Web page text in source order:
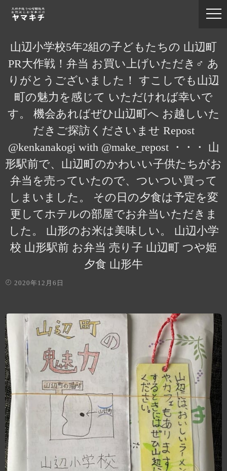
山辺小学校5年2組の子どもたちの 山辺町
PR大作戦！弁当 お買い上げいただき‍♂️ あ
りがとうございました！ すこしでも山辺
町の魅力を感じて いただければ幸いで
す。 機会あればぜひ山辺町へ お越しいた
だきご探訪くださいませ Repost
@kenkanakogi with @make_repost ・・・ 山
形駅前で、山辺町のかわいい子供たちがお
弁当を売っていたので、ついつい買って
しまいました。 その日の夕食は予定を変
更してホテルの部屋でお弁当いただきま
した。 山形のお米は美味しい。 山辺小学
校 山形駅前 お弁当 売り子 山辺町 つや姫
夕食 山形牛
2020年12月6日